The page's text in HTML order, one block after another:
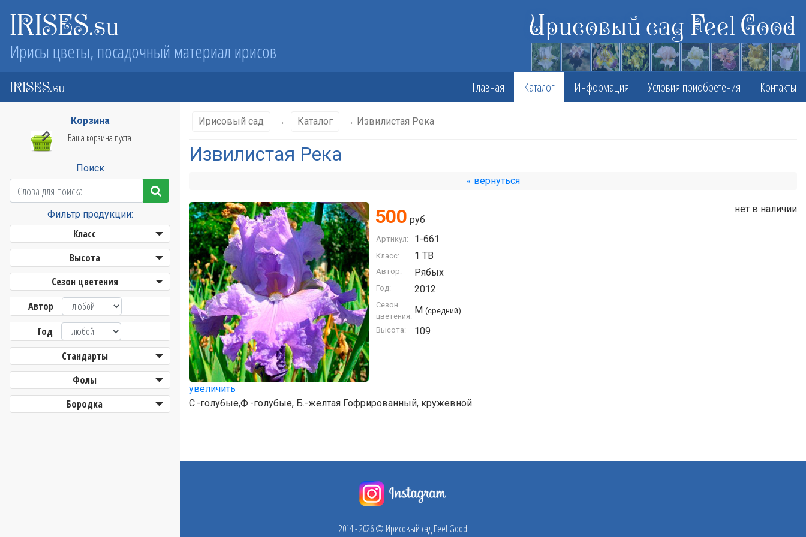
IRISES.su Ирисовый сад Feel Good
Ирисы цветы, посадочный материал ирисов
IRISES.su Главная Каталог Информация Условия приобретения Контакты
Корзина
Ваша корзина пуста
Поиск
Фильтр продукции:
Класс
Высота
Сезон цветения
Автор
Год
Стандарты
Фолы
Бородка
Ирисовый сад → Каталог → Извилистая Река
Извилистая Река
« вернуться
увеличить
500 руб
нет в наличии
Артикул: 1-661
Класс: 1 TB
Автор: Рябых
Год: 2012
Сезон
цветения:
M (средний)
Высота: 109
С.-голубые,Ф.-голубые, Б.-желтая Гофрированный, кружевной.
2014 - 2026 © Ирисовый сад Feel Good